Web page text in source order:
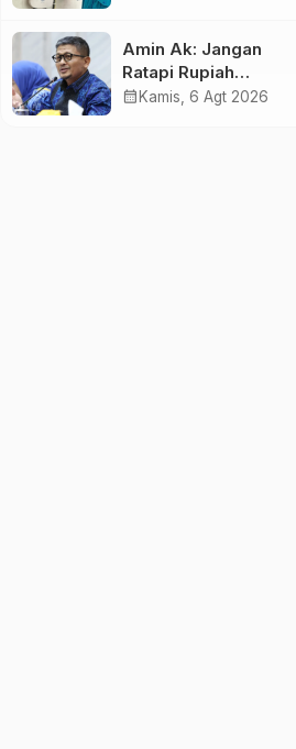
pada Semester I 2026
Amin Ak: Jangan
Ratapi Rupiah
Melemah, Perkuat
calendar_month Kamis, 6 Agt 2026